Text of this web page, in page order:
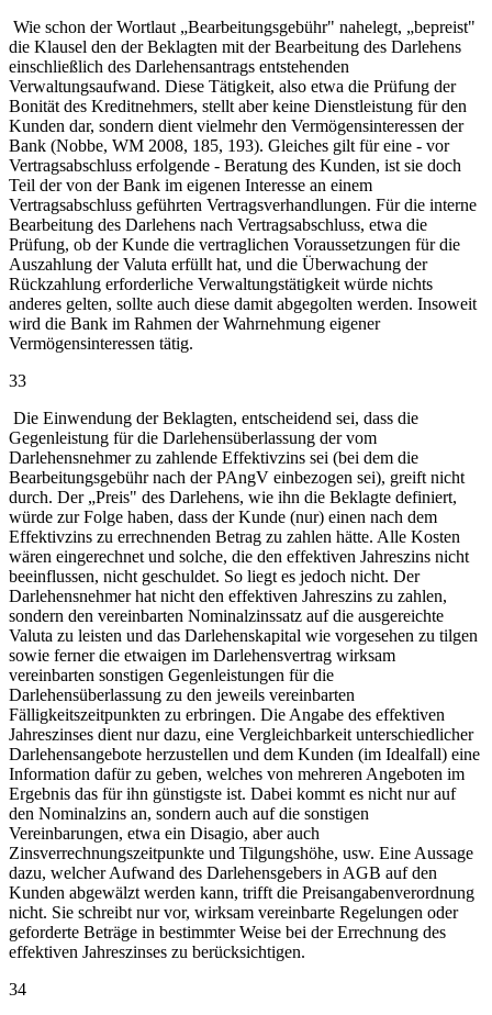
Wie schon der Wortlaut „Bearbeitungsgebühr" nahelegt, „bepreist"
die Klausel den der Beklagten mit der Bearbeitung des Darlehens
einschließlich des Darlehensantrags entstehenden
Verwaltungsaufwand. Diese Tätigkeit, also etwa die Prüfung der
Bonität des Kreditnehmers, stellt aber keine Dienstleistung für den
Kunden dar, sondern dient vielmehr den Vermögensinteressen der
Bank (Nobbe, WM 2008, 185, 193). Gleiches gilt für eine - vor
Vertragsabschluss erfolgende - Beratung des Kunden, ist sie doch
Teil der von der Bank im eigenen Interesse an einem
Vertragsabschluss geführten Vertragsverhandlungen. Für die interne
Bearbeitung des Darlehens nach Vertragsabschluss, etwa die
Prüfung, ob der Kunde die vertraglichen Voraussetzungen für die
Auszahlung der Valuta erfüllt hat, und die Überwachung der
Rückzahlung erforderliche Verwaltungstätigkeit würde nichts
anderes gelten, sollte auch diese damit abgegolten werden. Insoweit
wird die Bank im Rahmen der Wahrnehmung eigener
Vermögensinteressen tätig.
33
Die Einwendung der Beklagten, entscheidend sei, dass die
Gegenleistung für die Darlehensüberlassung der vom
Darlehensnehmer zu zahlende Effektivzins sei (bei dem die
Bearbeitungsgebühr nach der PAngV einbezogen sei), greift nicht
durch. Der „Preis" des Darlehens, wie ihn die Beklagte definiert,
würde zur Folge haben, dass der Kunde (nur) einen nach dem
Effektivzins zu errechnenden Betrag zu zahlen hätte. Alle Kosten
wären eingerechnet und solche, die den effektiven Jahreszins nicht
beeinflussen, nicht geschuldet. So liegt es jedoch nicht. Der
Darlehensnehmer hat nicht den effektiven Jahreszins zu zahlen,
sondern den vereinbarten Nominalzinssatz auf die ausgereichte
Valuta zu leisten und das Darlehenskapital wie vorgesehen zu tilgen
sowie ferner die etwaigen im Darlehensvertrag wirksam
vereinbarten sonstigen Gegenleistungen für die
Darlehensüberlassung zu den jeweils vereinbarten
Fälligkeitszeitpunkten zu erbringen. Die Angabe des effektiven
Jahreszinses dient nur dazu, eine Vergleichbarkeit unterschiedlicher
Darlehensangebote herzustellen und dem Kunden (im Idealfall) eine
Information dafür zu geben, welches von mehreren Angeboten im
Ergebnis das für ihn günstigste ist. Dabei kommt es nicht nur auf
den Nominalzins an, sondern auch auf die sonstigen
Vereinbarungen, etwa ein Disagio, aber auch
Zinsverrechnungszeitpunkte und Tilgungshöhe, usw. Eine Aussage
dazu, welcher Aufwand des Darlehensgebers in AGB auf den
Kunden abgewälzt werden kann, trifft die Preisangabenverordnung
nicht. Sie schreibt nur vor, wirksam vereinbarte Regelungen oder
geforderte Beträge in bestimmter Weise bei der Errechnung des
effektiven Jahreszinses zu berücksichtigen.
34